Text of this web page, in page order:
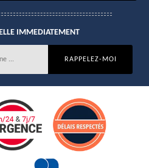
IMMEDIATEMENT